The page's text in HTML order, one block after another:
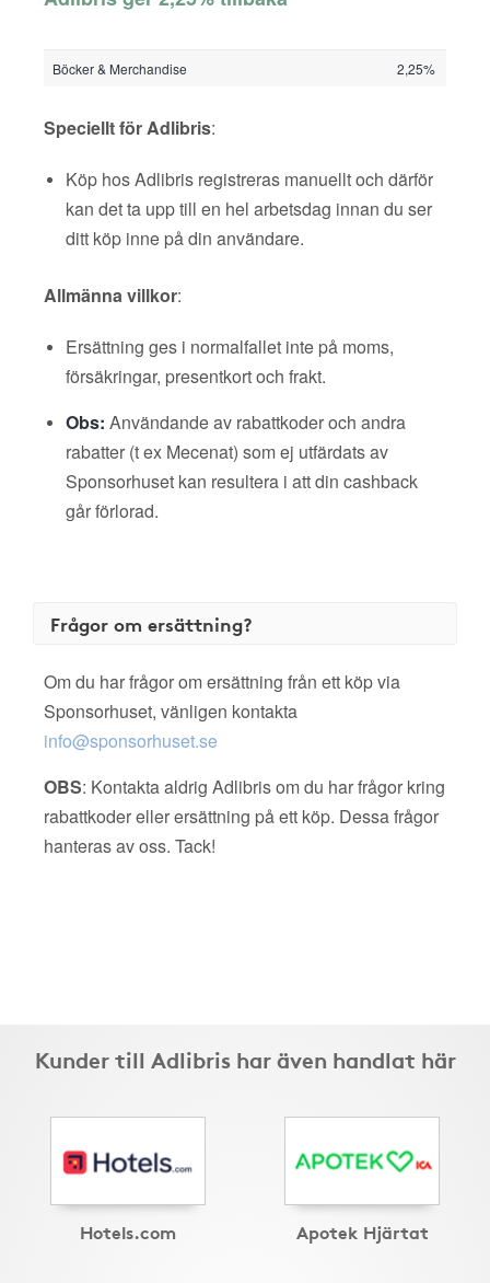
Böcker & Merchandise 2,25%
Speciellt för Adlibris:
Köp hos Adlibris registreras manuellt och därför
kan det ta upp till en hel arbetsdag innan du ser
ditt köp inne på din användare.
Allmänna villkor:
Ersättning ges i normalfallet inte på moms,
försäkringar, presentkort och frakt.
Obs: Användande av rabattkoder och andra
rabatter (t ex Mecenat) som ej utfärdats av
Sponsorhuset kan resultera i att din cashback
går förlorad.
Frågor om ersättning?
Om du har frågor om ersättning från ett köp via
Sponsorhuset, vänligen kontakta
info@sponsorhuset.se
OBS: Kontakta aldrig Adlibris om du har frågor kring
rabattkoder eller ersättning på ett köp. Dessa frågor
hanteras av oss. Tack!
Kunder till Adlibris har även handlat här
Hotels.com Apotek Hjärtat